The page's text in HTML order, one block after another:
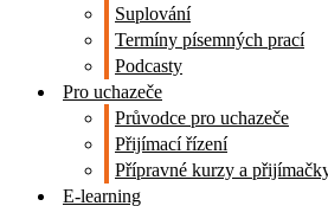
Suplování
Termíny písemných prací
Podcasty
Pro uchazeče
Průvodce pro uchazeče
Přijímací řízení
Přípravné kurzy a
E-learning